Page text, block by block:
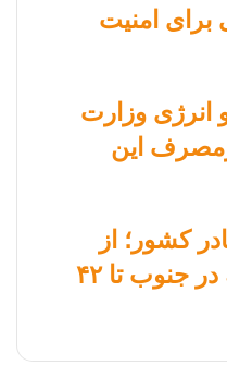
برای امنیت
انرژی وزارت
این
کشور؛ از
دمای بالای ۵۰ درجه در جنوب تا ۴۲